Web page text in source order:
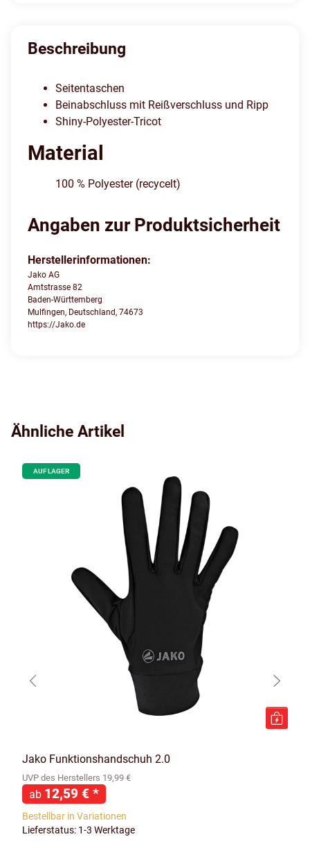
Beschreibung
Seitentaschen
Beinabschluss mit Reißverschluss und Ripp
Shiny-Polyester-Tricot
Material
100 % Polyester (recycelt)
Angaben zur Produktsicherheit
Herstellerinformationen:
Jako AG
Amtstrasse 82
Baden-Württemberg
Mulfingen, Deutschland, 74673
https://Jako.de
Ähnliche Artikel
AUF LAGER
Jako Funktionshandschuh 2.0
UVP des Herstellers 19,99 €
ab 12,59 € *
Bestellbar in Variationen
Lieferstatus: 1-3 Werktage